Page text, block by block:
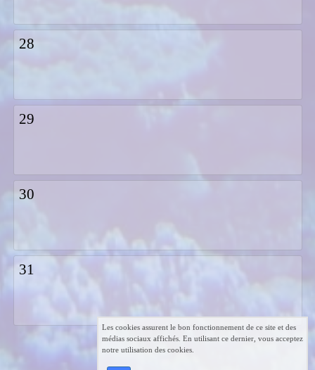
28
29
30
31
Les cookies assurent le bon fonctionnement de ce site et des
médias sociaux affichés. En utilisant ce dernier, vous acceptez
notre utilisation des cookies.